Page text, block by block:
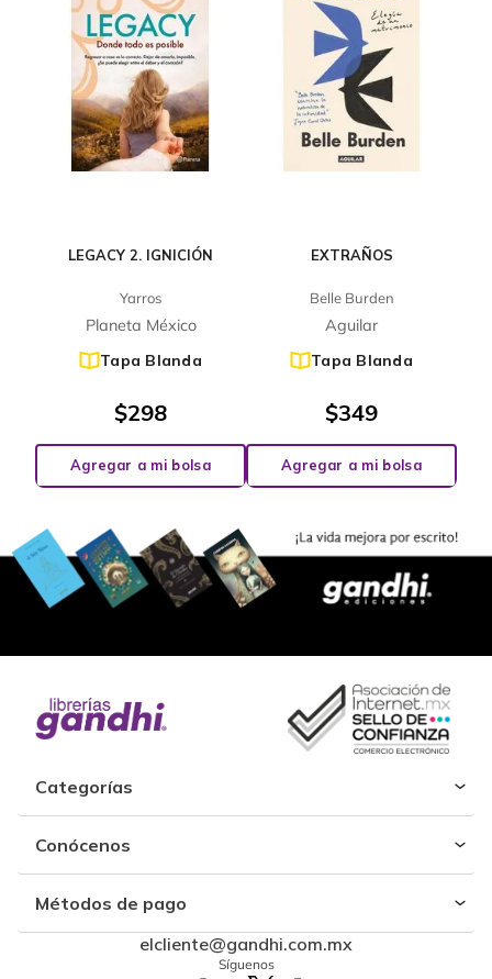
LEGACY 2. IGNICIÓN
Yarros
Planeta México
Tapa Blanda
$298
Agregar a mi bolsa
EXTRAÑOS
Belle Burden
Aguilar
Tapa Blanda
$349
Agregar a mi bolsa
Categorías
Conócenos
Métodos de pago
elcliente@gandhi.com.mx
Síguenos